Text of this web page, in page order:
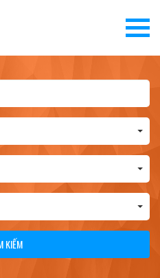
KIẾM